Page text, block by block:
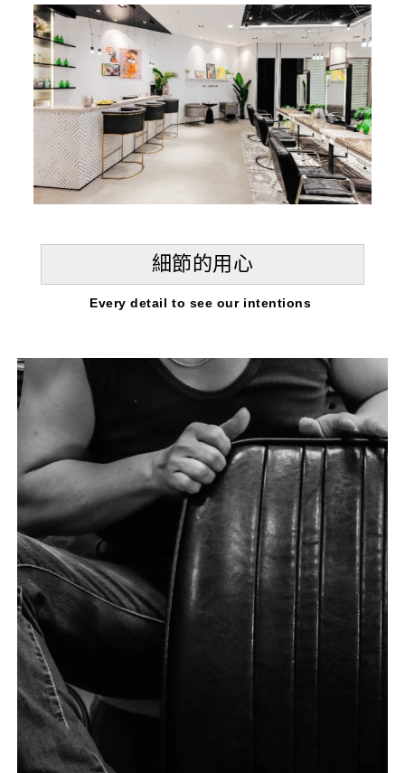
細節的用心
Every detail to see our intentions